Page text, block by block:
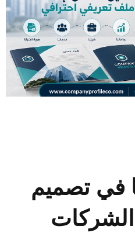
الدليل الكامل
احترافي
في تصميم